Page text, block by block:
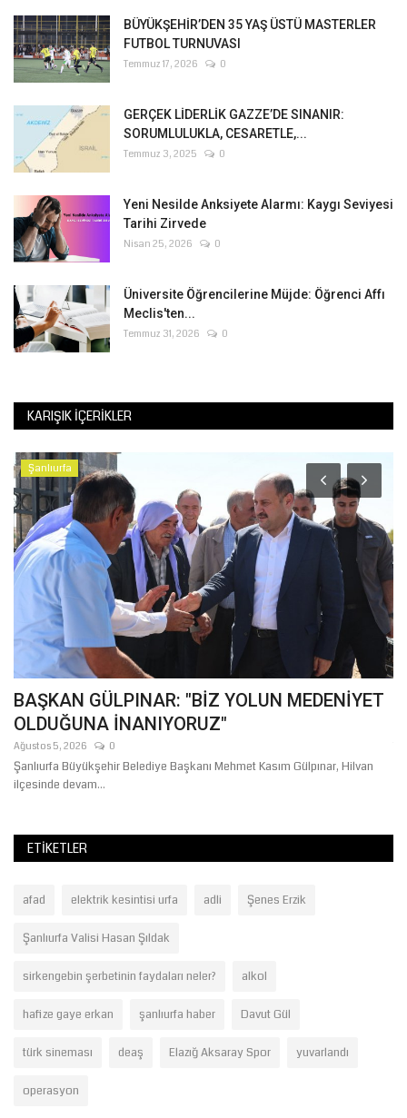
BÜYÜKŞEHİR’DEN 35 YAŞ ÜSTÜ MASTERLER
FUTBOL TURNUVASI
Temmuz 17, 2026 0
GERÇEK LİDERLİK GAZZE’DE SINANIR:
SORUMLULUKLA, CESARETLE,...
Temmuz 3, 2025 0
Yeni Nesilde Anksiyete Alarmı: Kaygı Seviyesi
Tarihi Zirvede
Nisan 25, 2026 0
Üniversite Öğrencilerine Müjde: Öğrenci Affı
Meclis'ten...
Temmuz 31, 2026 0
KARIŞIK İÇERIKLER
Şanlıurfa
BAŞKAN GÜLPINAR: "BİZ YOLUN MEDENİYET
OLDUĞUNA İNANIYORUZ"
Ağustos 5, 2026 0
Şanlıurfa Büyükşehir Belediye Başkanı Mehmet Kasım Gülpınar, Hilvan
ilçesinde devam...
ETIKETLER
afad elektrik kesintisi urfa adli Şenes Erzik
Şanlıurfa Valisi Hasan Şıldak
sirkengebin şerbetinin faydaları neler? alkol
hafize gaye erkan şanlıurfa haber Davut Gül
türk sineması deaş Elazığ Aksaray Spor yuvarlandı
operasyon